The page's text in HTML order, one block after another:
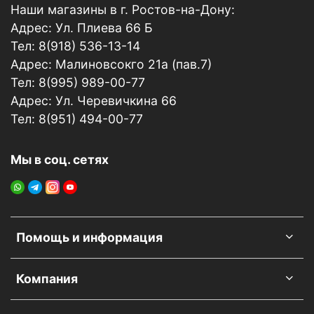
содержит химических отдушек, аэрозолей и
токсинов. Абсолютно безопасен для
аллергиков, детей и домашних животных.
Стильный и незаметный:Минималистичный
черный дизайн мешочка позволяет
разместить его в любом месте салона, не
привлекая лишнего внимания (под сиденьем, в
бардачке, в багажнике).
хватает на30-60 дней
зависимости от уровня загрязнения воздуха).
Универсальность:
обувницы, холодильника — любого
небольшого закрытого пространства.
Простота использования:Не требует
активации, батареек или подзарядки. Просто
разместите и наслаждайтесь результатом.
Помощь и информация
Компания
Наши магазины в г. Ростов-на-Дону:
Адрес: Ул. Плиева 66 Б
Тел: 8(918) 536-13-14
Адрес: Малиновсокго 21а (пав.7)
Тел: 8(995) 989-00-77
Адрес: Ул. Черевичкина 66
Тел: 8(951) 494-00-77
Мы в соц. сетях